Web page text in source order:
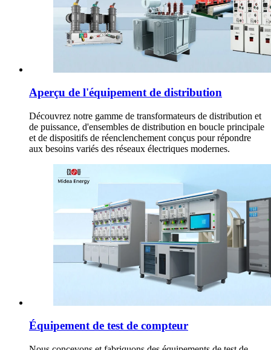
Aperçu de l'équipement de distribution
Découvrez notre gamme de transformateurs de distribution et
de puissance, d'ensembles de distribution en boucle principale
et de dispositifs de réenclenchement conçus pour répondre
aux besoins variés des réseaux électriques modernes.
Équipement de test de compteur